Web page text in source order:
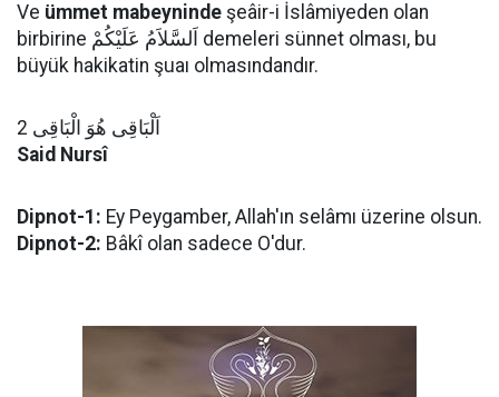
Ve ümmet mabeyninde şeâir-i İslâmiyeden olan
birbirine اَلسَّلاَمُ عَلَيْكُمْ demeleri sünnet olması, bu
büyük hakikatin şuaı olmasındandır.
اَلْبَاقِى هُوَ الْبَاقِى 2
Said Nursî
Dipnot-1: Ey Peygamber, Allah'ın selâmı üzerine olsun.
Dipnot-2: Bâkî olan sadece O'dur.